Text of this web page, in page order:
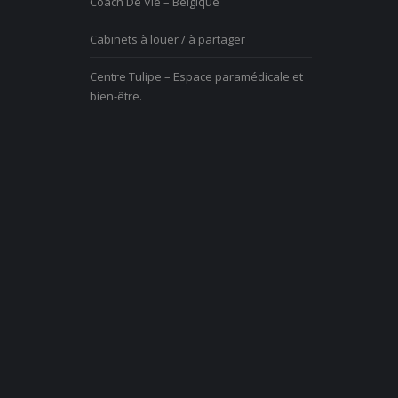
Cabinets à louer / à partager
Centre Tulipe – Espace paramédicale et
bien-être.